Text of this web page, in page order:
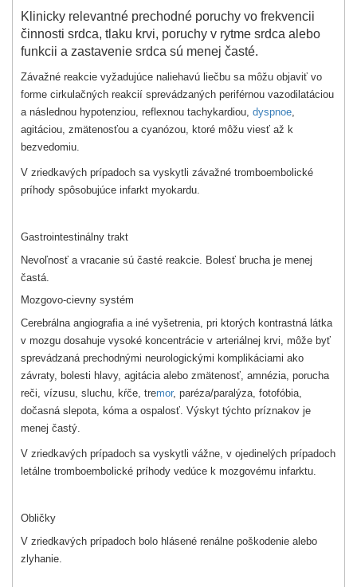
Klinicky relevantné prechodné poruchy vo frekvencii
činnosti srdca, tlaku krvi, poruchy v rytme srdca alebo
funkcii a zastavenie srdca sú menej časté.
Závažné reakcie vyžadujúce naliehavú liečbu sa môžu objaviť vo
forme cirkulačných reakcií sprevádzaných periférnou vazodilatáciou
a následnou hypotenziou, reflexnou tachykardiou, dyspnoe
agitáciou, zmätenosťou a cyanózou, ktoré môžu viesť až k
bezvedomiu.
V zriedkavých prípadoch sa vyskytli závažné tromboembolické
príhody spôsobujúce infarkt myokardu.
Gastrointestinálny trakt
Nevoľnosť a vracanie sú časté reakcie. Bolesť brucha je menej
častá.
Mozgovo-cievny systém
Cerebrálna angiografia a iné vyšetrenia, pri ktorých kontrastná látka
v mozgu dosahuje vysoké koncentrácie v arteriálnej krvi, môže byť
sprevádzaná prechodnými neurologickými komplikáciami ako
závraty, bolesti hlavy, agitácia alebo zmätenosť, amnézia, porucha
reči, vízusu, sluchu, kŕče, tremor, paréza/paralýza, fotofóbia,
dočasná slepota, kóma a ospalosť. Výskyt týchto príznakov je
menej častý.
V zriedkavých prípadoch sa vyskytli vážne, v ojedinelých prípadoch
letálne tromboembolické príhody vedúce k mozgovému infarktu.
Obličky
V zriedkavých prípadoch bolo hlásené renálne poškodenie alebo
zlyhanie.